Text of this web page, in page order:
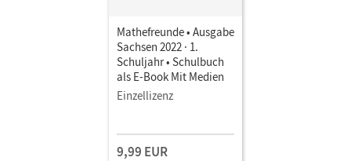
Mathefreunde • Ausgabe
Sachsen 2022 · 1.
Schuljahr • Schulbuch
als E-Book Mit Medien
Einzellizenz
9,99 EUR